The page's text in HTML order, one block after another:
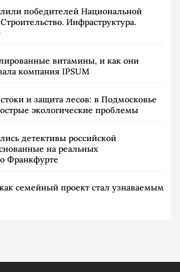
победителей Национальной
Инфраструктура.
витамины, и как они
компания IPSUM
и защита лесов: в Подмосковье
экологические проблемы
детективы российской
на реальных
Франкфурте
семейный проект стал узнаваемым